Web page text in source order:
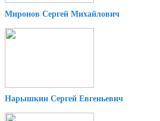
Миронов Сергей Михайлович
Нарышкин Сергей Евгеньевич